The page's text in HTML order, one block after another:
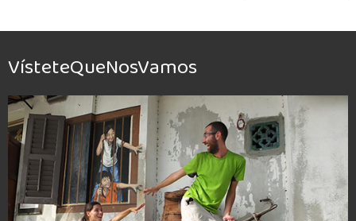
VísteteQueNosVamos